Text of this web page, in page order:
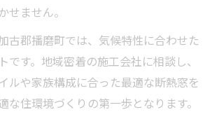
ーム補助金申請で役立った準備方
しを実現する省エネリフォーム方法
ームで実現する快適な省エネ生活
せません。
古郡播磨町では、気候特性に合わせた
です。地域密着の施工会社に相談し、
ルや家族構成に合った最適な断熱窓を
な住環境づくりの第一歩となります。